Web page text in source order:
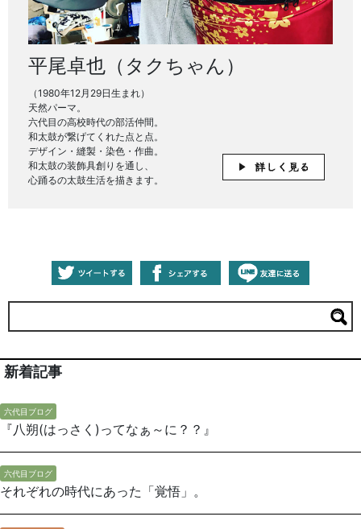
平尾卓也（タクちゃん）
（1980年12月29日生まれ）
天然パーマ。
六代目の高校時代の部活仲間。
和太鼓が繋げてくれた点と点。
デザイン・縫製・染色・作曲。
和太鼓の装飾具創りを通し、
心踊るの太鼓生活を描きます。
新着記事
六代目ブログ
『八朔(はっさく)ってなぁ～に？？』
六代目ブログ
それぞれの時代にあった「覚悟」。